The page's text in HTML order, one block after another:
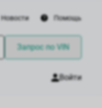
Новости Помощь
Запрос по VIN
Войти